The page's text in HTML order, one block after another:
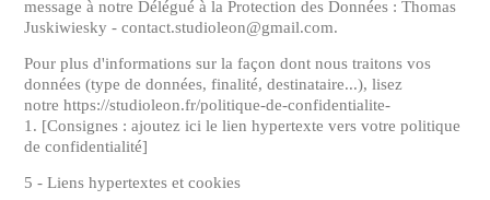
message à notre Délégué à la Protection des Données : Thomas
Juskiwiesky - contact.studioleon@gmail.com.
Pour plus d'informations sur la façon dont nous traitons vos
données (type de données, finalité, destinataire...), lisez
notre https://studioleon.fr/politique-de-confidentialite-
1. [Consignes : ajoutez ici le lien hypertexte vers votre politique
de confidentialité]
5 - Liens hypertextes et cookies